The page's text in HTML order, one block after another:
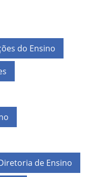
do Ensino
de Ensino